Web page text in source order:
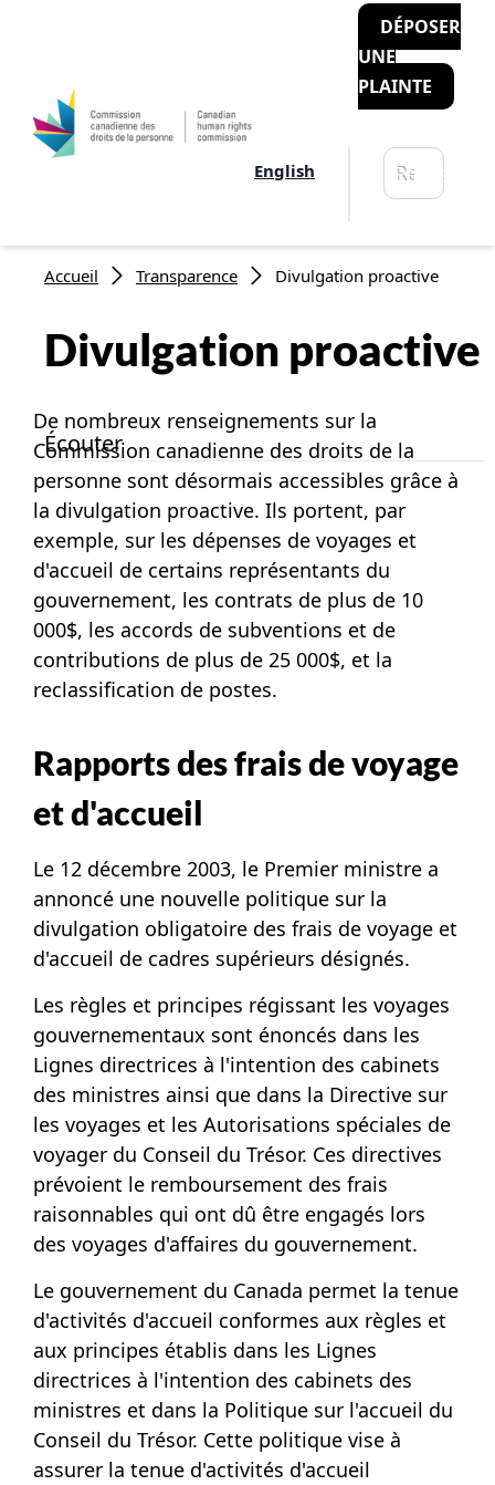
English Rechercher
DÉPOSER
UNE
PLAINTE
Fil d'Ariane
Accueil Transparence Divulgation proactive
Divulgation proactive
Écouter
De nombreux renseignements sur la
Commission canadienne des droits de la
personne sont désormais accessibles grâce à
la divulgation proactive. Ils portent, par
exemple, sur les dépenses de voyages et
d'accueil de certains représentants du
gouvernement, les contrats de plus de 10
000$, les accords de subventions et de
contributions de plus de 25 000$, et la
reclassification de postes.
Rapports des frais de voyage
et d'accueil
Le 12 décembre 2003, le Premier ministre a
annoncé une nouvelle politique sur la
divulgation obligatoire des frais de voyage et
d'accueil de cadres supérieurs désignés.
Les règles et principes régissant les voyages
gouvernementaux sont énoncés dans les
Lignes directrices à l'intention des cabinets
des ministres ainsi que dans la Directive sur
les voyages et les Autorisations spéciales de
voyager du Conseil du Trésor. Ces directives
prévoient le remboursement des frais
raisonnables qui ont dû être engagés lors
des voyages d'affaires du gouvernement.
Le gouvernement du Canada permet la tenue
d'activités d'accueil conformes aux règles et
aux principes établis dans les Lignes
directrices à l'intention des cabinets des
ministres et dans la Politique sur l'accueil du
Conseil du Trésor. Cette politique vise à
assurer la tenue d'activités d'accueil